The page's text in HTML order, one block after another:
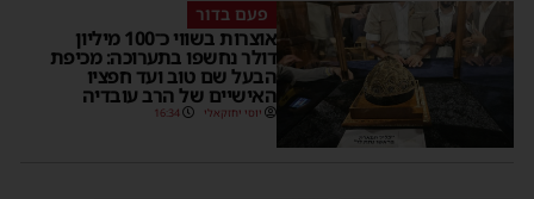
פעם בדור
אוצרות בשווי כ־100 מיליון
דולר נחשפו בתערוכה: מכיפת
הבעל שם טוב ועד חפציו
האישיים של הרב עובדיה
יוסי יחזקאלי 16:34